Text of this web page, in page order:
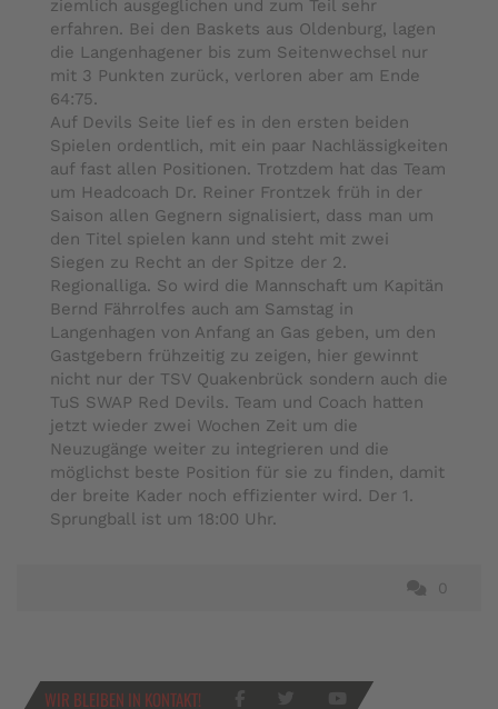
ziemlich ausgeglichen und zum Teil sehr
erfahren. Bei den Baskets aus Oldenburg, lagen
die Langenhagener bis zum Seitenwechsel nur
mit 3 Punkten zurück, verloren aber am Ende
64:75.
Auf Devils Seite lief es in den ersten beiden
Spielen ordentlich, mit ein paar Nachlässigkeiten
auf fast allen Positionen. Trotzdem hat das Team
um Headcoach Dr. Reiner Frontzek früh in der
Saison allen Gegnern signalisiert, dass man um
den Titel spielen kann und steht mit zwei
Siegen zu Recht an der Spitze der 2.
Regionalliga. So wird die Mannschaft um Kapitän
Bernd Fährrolfes auch am Samstag in
Langenhagen von Anfang an Gas geben, um den
Gastgebern frühzeitig zu zeigen, hier gewinnt
nicht nur der TSV Quakenbrück sondern auch die
TuS SWAP Red Devils. Team und Coach hatten
jetzt wieder zwei Wochen Zeit um die
Neuzugänge weiter zu integrieren und die
möglichst beste Position für sie zu finden, damit
der breite Kader noch effizienter wird. Der 1.
Sprungball ist um 18:00 Uhr.
0
WIR BLEIBEN IN KONTAKT!